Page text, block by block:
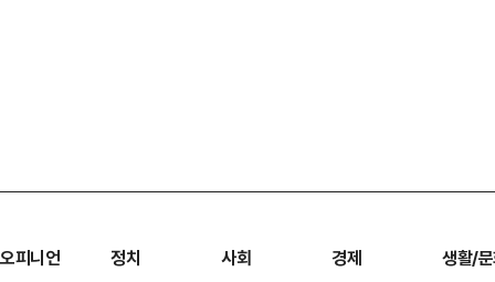
오피니언 정치 사회 경제 생활/